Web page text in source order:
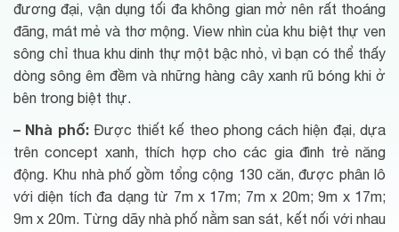
đương đại, vận dụng tối đa không gian mở nên rất thoáng
đãng, mát mẻ và thơ mộng. View nhìn của khu biệt thự ven
sông chỉ thua khu dinh thự một bậc nhỏ, vì bạn có thể thấy
dòng sông êm đềm và những hàng cây xanh rũ bóng khi ở
bên trong biệt thự.
– Nhà phố:Được thiết kế theo phong cách hiện đại, dựa
trên concept xanh, thích hợp cho các gia đình trẻ năng
động. Khu nhà phố gồm tổng cộng 130 căn, được phân lô
với diện tích đa dạng từ 7m x 17m; 7m x 20m; 9m x 17m;
9m x 20m. Từng dãy nhà phố nằm san sát, kết nối với nhau